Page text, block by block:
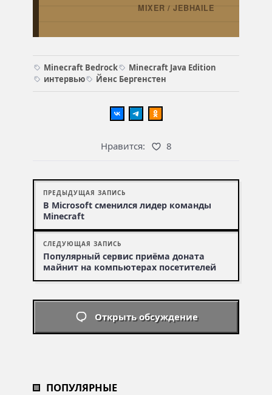
MIXER / JEBHAILE
Minecraft Bedrock
Minecraft Java Edition
интервью
Йенс Бергенстен
Нравится: 8
ПРЕДЫДУЩАЯ ЗАПИСЬ
В Microsoft сменился лидер команды
Minecraft
СЛЕДУЮЩАЯ ЗАПИСЬ
Популярный сервис приёма доната
майнит на компьютерах посетителей
Открыть обсуждение
ПОПУЛЯРНЫЕ